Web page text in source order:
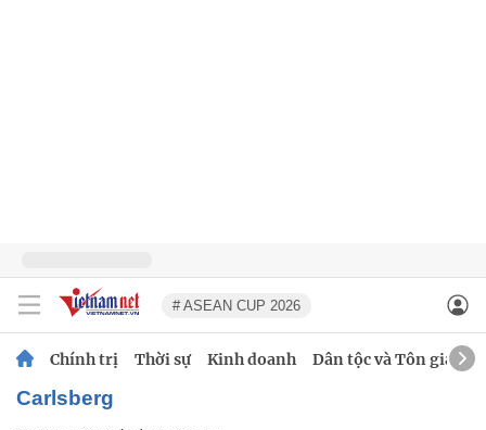
# ASEAN CUP 2026
Chính trị Thời sự Kinh doanh Dân tộc và Tôn giáo
Carlsberg